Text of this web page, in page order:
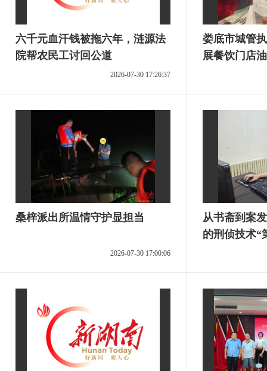
六千元血汗钱被拖六年，涟源法
院帮农民工讨回公道
2026-07-30 17:26:37
娄底市城管
展餐饮门店
桑梓派出所温情守护显担当
2026-07-30 17:00:06
从书斋到案
的刑侦技术“